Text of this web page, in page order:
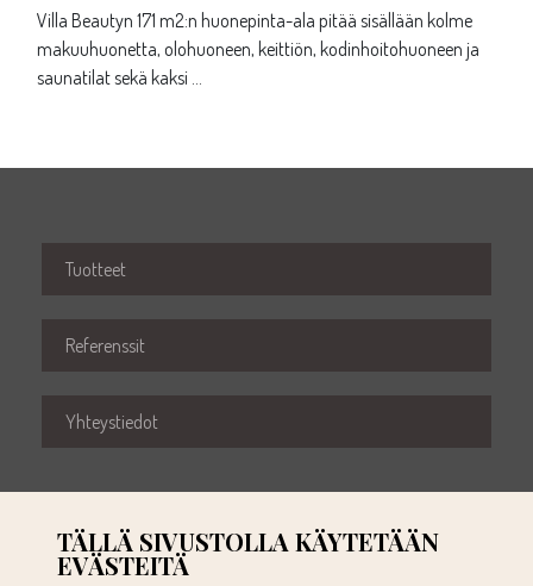
Villa Beautyn 171 m2:n huonepinta-ala pitää sisällään kolme
makuuhuonetta, olohuoneen, keittiön, kodinhoitohuoneen ja
saunatilat sekä kaksi …
TÄLLÄ SIVUSTOLLA KÄYTETÄÄN
EVÄSTEITÄ
Tuotteet
Referenssit
Yhteystiedot